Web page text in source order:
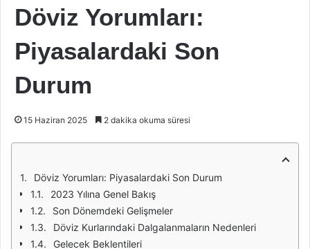
Döviz Yorumları:
Piyasalardaki Son
Durum
15 Haziran 2025 2 dakika okuma süresi
Döviz Yorumları: Piyasalardaki Son Durum
2023 Yılına Genel Bakış
Son Dönemdeki Gelişmeler
Döviz Kurlarındaki Dalgalanmaların Nedenleri
Gelecek Beklentileri